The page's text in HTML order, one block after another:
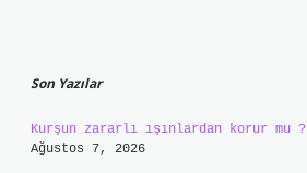
Son Yazılar
Kurşun zararlı ışınlardan korur mu ?
Ağustos 7, 2026